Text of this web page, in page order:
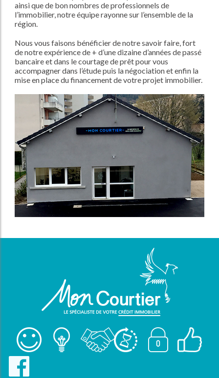
ainsi que de bon nombres de professionnels de
l’immobilier, notre équipe rayonne sur l’ensemble de la
région.
Nous vous faisons bénéficier de notre savoir faire, fort
de notre expérience de + d’une dizaine d’années de passé
bancaire et dans le courtage de prêt pour vous
accompagner dans l’étude puis la négociation et enfin la
mise en place du financement de votre projet immobilier.